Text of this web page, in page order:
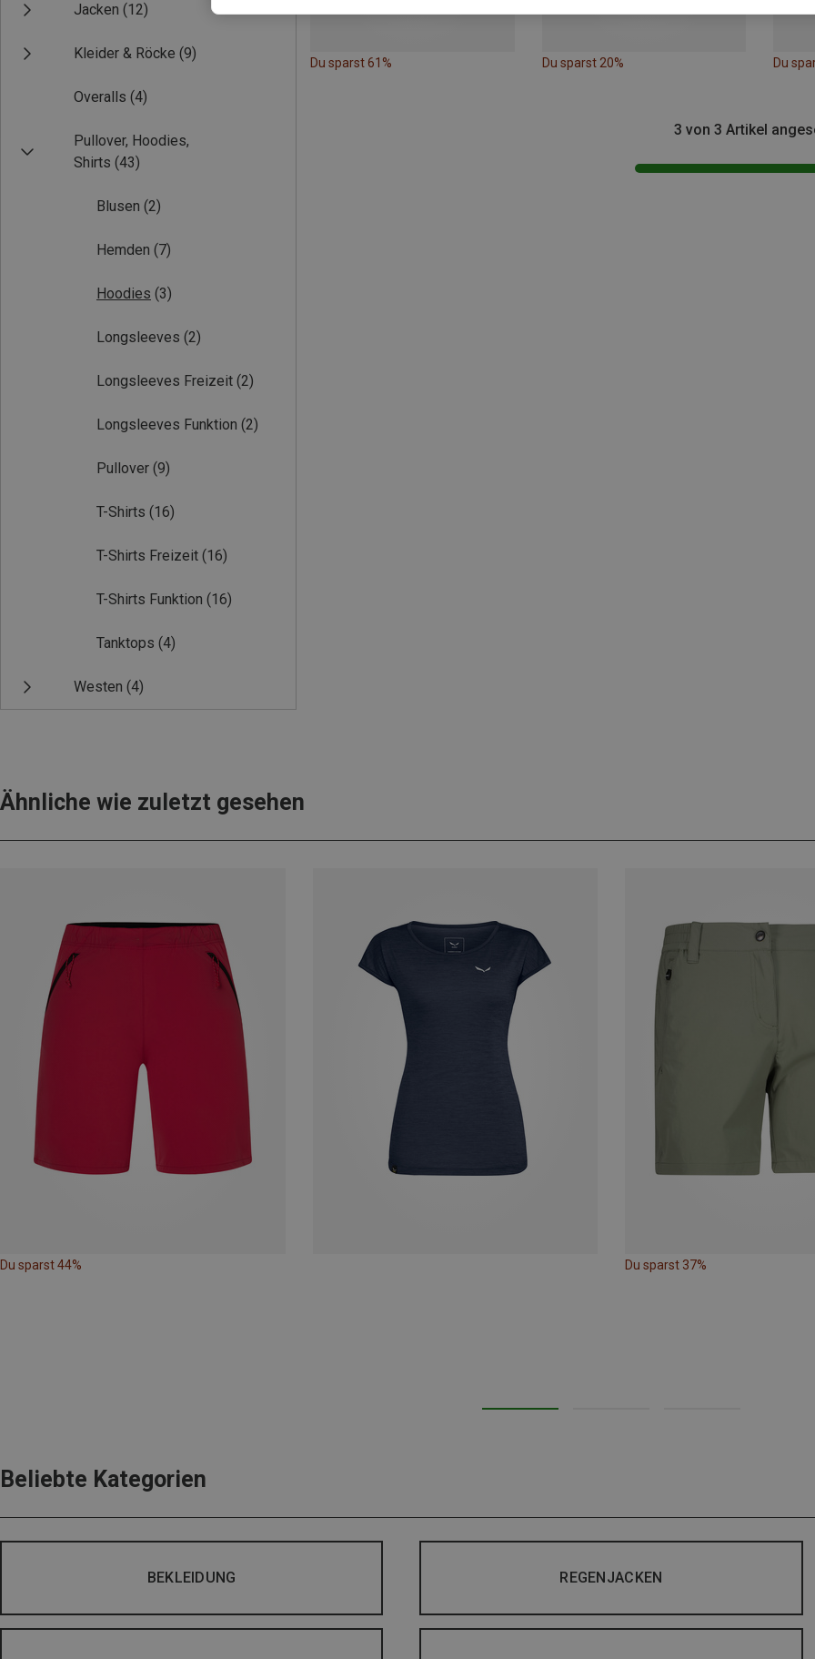
Jacken (12)
Kleider & Röcke (9)
Overalls (4)
Pullover, Hoodies,
Shirts (43)
Blusen (2)
Hemden (7)
Hoodies (3)
Longsleeves (2)
Longsleeves Freizeit (2)
Longsleeves Funktion (2)
Pullover (9)
T-Shirts (16)
T-Shirts Freizeit (16)
T-Shirts Funktion (16)
Tanktops (4)
Westen (4)
Du sparst 61% Du sparst 20% Du
3 von 3 Artikel
Ähnliche wie zuletzt gesehen
Du sparst 44% Du sparst 37%
Beliebte Kategorien
BEKLEIDUNG REGENJACKEN